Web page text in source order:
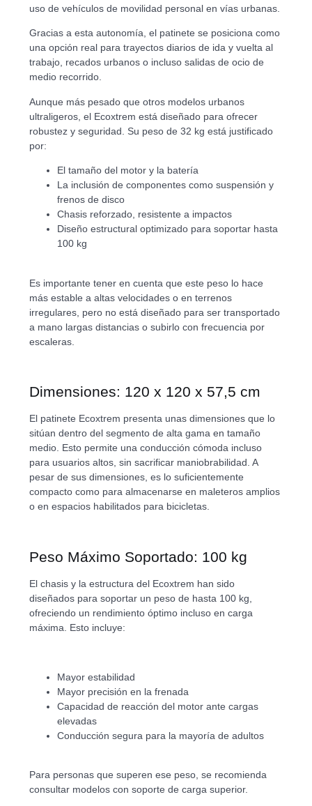
uso de vehículos de movilidad personal en vías urbanas.
Gracias a esta autonomía, el patinete se posiciona como
una opción real para trayectos diarios de ida y vuelta al
trabajo, recados urbanos o incluso salidas de ocio de
medio recorrido.
Aunque más pesado que otros modelos urbanos
ultraligeros, el Ecoxtrem está diseñado para ofrecer
robustez y seguridad. Su peso de 32 kg está justificado
por:
El tamaño del motor y la batería
La inclusión de componentes como suspensión y
frenos de disco
Chasis reforzado, resistente a impactos
Diseño estructural optimizado para soportar hasta
100 kg
Es importante tener en cuenta que este peso lo hace
más estable a altas velocidades o en terrenos
irregulares, pero no está diseñado para ser transportado
a mano largas distancias o subirlo con frecuencia por
escaleras.
Dimensiones: 120 x 120 x 57,5 cm
El patinete Ecoxtrem presenta unas dimensiones que lo
sitúan dentro del segmento de alta gama en tamaño
medio. Esto permite una conducción cómoda incluso
para usuarios altos, sin sacrificar maniobrabilidad. A
pesar de sus dimensiones, es lo suficientemente
compacto como para almacenarse en maleteros amplios
o en espacios habilitados para bicicletas.
Peso Máximo Soportado: 100 kg
El chasis y la estructura del Ecoxtrem han sido
diseñados para soportar un peso de hasta 100 kg,
ofreciendo un rendimiento óptimo incluso en carga
máxima. Esto incluye:
Mayor estabilidad
Mayor precisión en la frenada
Capacidad de reacción del motor ante cargas
elevadas
Conducción segura para la mayoría de adultos
Para personas que superen ese peso, se recomienda
consultar modelos con soporte de carga superior.